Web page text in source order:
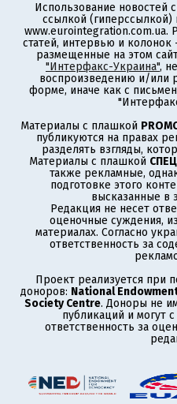
Использование новостей
ссылкой (гиперссылкой)
www.eurointegration.com.ua.
статей, интервью и колонок
размещенные на этом
"Интерфакс-Украина",
воспроизведению и/или
форме, иначе как с
Материалы с плашкой
публикуются на правах
разделять взгляды,
Материалы с плашкой
также рекламные,
подготовке этого
высказанные в
Редакция не несет
оценочные суждения,
материалах. Согласно
ответственность за
Проект реализуется при
доноров: National
Society Centre. Доноры не
публикаций и могут
ответственность за